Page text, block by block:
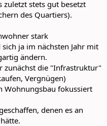
zuletzt stets gut besetzt
des Quartiers).
stark
ja im nächsten Jahr mit
ändern.
zunächst die "Infrastruktur"
Vergnügen)
Wohnungsbau fokussiert
denen es an